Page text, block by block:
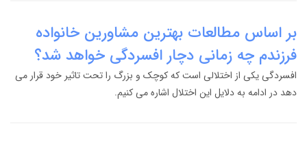
بر اساس مطالعات بهترین مشاورین خانواده
فرزندم چه زمانی دچار افسردگی خواهد شد؟
افسردگی یکی از اختلالی است که کوچک و بزرگ را تحت تاثیر خود قرار می
دهد در ادامه به دلایل این اختلال اشاره می کنیم.